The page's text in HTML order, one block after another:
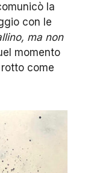
la
con le
ma non
momento
come